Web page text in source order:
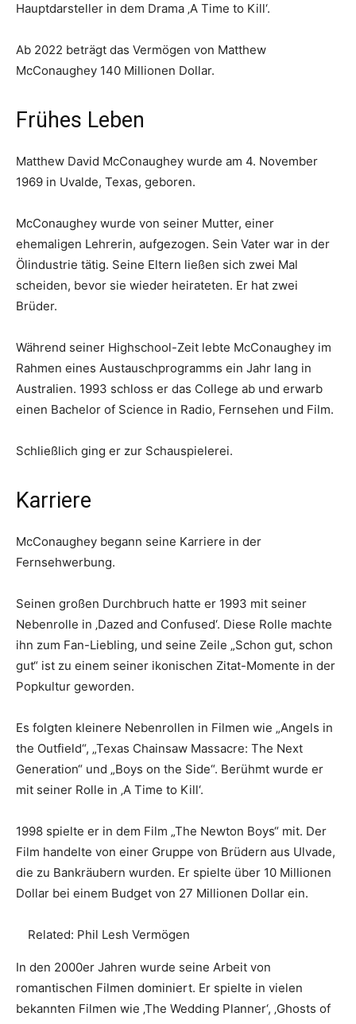
Hauptdarsteller in dem Drama ‚A Time to Kill‘.
Ab 2022 beträgt das Vermögen von Matthew
McConaughey 140 Millionen Dollar.
Frühes Leben
Matthew David McConaughey wurde am 4. November
1969 in Uvalde, Texas, geboren.
McConaughey wurde von seiner Mutter, einer
ehemaligen Lehrerin, aufgezogen. Sein Vater war in der
Ölindustrie tätig. Seine Eltern ließen sich zwei Mal
scheiden, bevor sie wieder heirateten. Er hat zwei
Brüder.
Während seiner Highschool-Zeit lebte McConaughey im
Rahmen eines Austauschprogramms ein Jahr lang in
Australien. 1993 schloss er das College ab und erwarb
einen Bachelor of Science in Radio, Fernsehen und Film.
Schließlich ging er zur Schauspielerei.
Karriere
McConaughey begann seine Karriere in der
Fernsehwerbung.
Seinen großen Durchbruch hatte er 1993 mit seiner
Nebenrolle in ‚Dazed and Confused‘. Diese Rolle machte
ihn zum Fan-Liebling, und seine Zeile „Schon gut, schon
gut“ ist zu einem seiner ikonischen Zitat-Momente in der
Popkultur geworden.
Es folgten kleinere Nebenrollen in Filmen wie „Angels in
the Outfield“, „Texas Chainsaw Massacre: The Next
Generation“ und „Boys on the Side“. Berühmt wurde er
mit seiner Rolle in ‚A Time to Kill‘.
1998 spielte er in dem Film „The Newton Boys“ mit. Der
Film handelte von einer Gruppe von Brüdern aus Ulvade,
die zu Bankräubern wurden. Er spielte über 10 Millionen
Dollar bei einem Budget von 27 Millionen Dollar ein.
Related: Phil Lesh Vermögen
In den 2000er Jahren wurde seine Arbeit von
romantischen Filmen dominiert. Er spielte in vielen
bekannten Filmen wie ‚The Wedding Planner‘, ‚Ghosts of